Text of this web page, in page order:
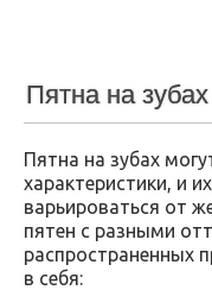
Пятна на зубах
Пятна на зубах
характеристики, и
варьироваться от
пятен с разными
распространенных
в себя: